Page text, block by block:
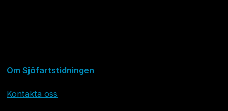
Om Sjöfartstidningen
Kontakta oss